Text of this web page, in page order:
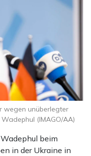
beim
in der Ukraine in
wegen unüberlegter
(IMAGO/AA)